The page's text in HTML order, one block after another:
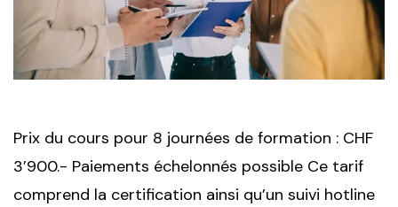
Prix du cours pour 8 journées de formation : CHF
3’900.- Paiements échelonnés possible Ce tarif
comprend la certification ainsi qu’un suivi hotline